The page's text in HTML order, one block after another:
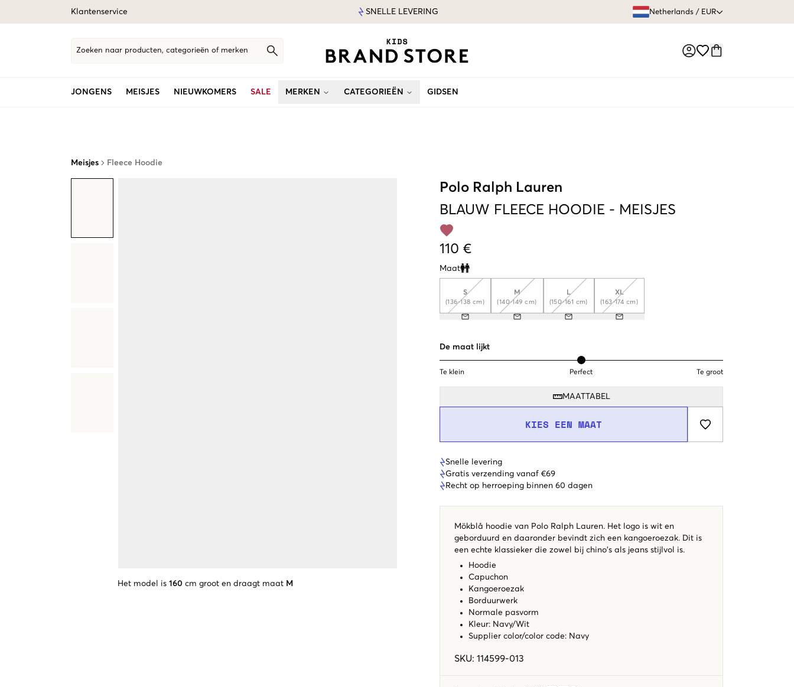
Klantenservice SNELLE LEVERING Netherlands / EUR
Zoeken naar producten, categorieën of merken
JONGENS MEISJES NIEUWKOMERS SALE MERKEN CATEGORIEËN GIDSEN
Meisjes Fleece Hoodie
Het model is 160 cm groot en draagt maat M
Polo Ralph Lauren
BLAUW FLEECE HOODIE - MEISJES
110 €
Maat
Clone modal
S
(136-138 cm)
M
(140-149 cm)
L
(150-161 cm)
XL
(163-174 cm)
De maat lijkt
Te klein Perfect Te groot
MAATTABEL
KIES EEN MAAT
Snelle levering
Gratis verzending vanaf €69
Recht op herroeping binnen 60 dagen
Mökblå hoodie van Polo Ralph Lauren. Het logo is wit en
geborduurd en daaronder bevindt zich een kangoeroezak. Dit is
een echte klassieker die zowel bij chino's als jeans stijlvol is.
Hoodie
Capuchon
Kangoeroezak
Borduurwerk
Normale pasvorm
Kleur: Navy/Wit
Supplier color/color code: Navy
SKU: 114599-013